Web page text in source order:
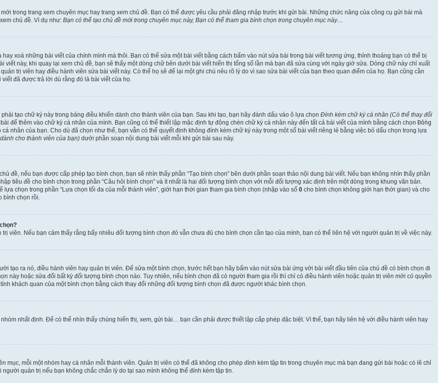
trong trang xem chuyên mục hay trang xem chủ đề. Bạn có thể được yêu cầu phải đăng nhập trước khi gửi bài. Những chức năng của công cụ gửi bài mà
chủ đề. Ví dụ như: Bạn có thể tạo chủ đề mới trong chuyên mục này, Bạn có thể tham gia bình chọn trong chuyên mục này…
xoá những bài viết của chính mình mà thôi. Bạn có thể sửa một bài viết bằng cách bấm vào nút sửa bài trong bài viết tương ứng, thỉnh thoảng bạn có thể bị
này, khi quay lại xem chủ đề, bạn sẽ thấy một dòng chữ bên dưới bài viết hiển thị tổng số lần mà bạn đã sửa cùng với ngày giờ sửa. Dòng chữ này chỉ xuất
trị viên hay điều hành viên sửa bài viết này. Có thể họ sẽ để lại một ghi chú nêu rõ lý do vì sao sửa bài viết của bạn theo quan điểm của họ. Bạn cũng cần
đã được trả lời dù rằng đó là bài viết của họ.
tạo chữ ký này trong bảng điều khiển dành cho thành viên của bạn. Sau khi tạo, bạn hãy đánh dấu vào ô lựa chọn Đính kèm chữ ký cá nhân (Có thể thay đổi
để thêm vào chữ ký cá nhân của mình. Bạn cũng có thể thiết lập mặc định tự động chèn chữ ký cá nhân này đến tất cả bài viết của mình bằng cách chọn Đồng
cá nhân của bạn. Cho dù đã chọn như thế, bạn vẫn có thể quyết định không đính kèm chữ ký này trong một số bài viết riêng lẻ bằng việc bỏ dấu chọn trong lựa
cho thành viên của bạn) dưới phần soạn nội dung bài viết mỗi khi gửi bài sau này.
đề, nếu bạn được cấp phép tạo bình chọn, bạn sẽ nhìn thấy phần “Tạo bình chọn” bên dưới phần soạn thảo nội dung bài viết. Nếu bạn không nhìn thấy phần
tiêu đề cho bình chọn trong phần “Câu hỏi bình chọn” và ít nhất là hai đối tượng bình chọn với mỗi đối tượng xác định trên một dòng trong khung văn bản.
chọn trong phần “Lựa chọn tối đa của mỗi thành viên”, giới hạn thời gian tham gia bình chọn (nhập vào số 0 cho bình chọn không giới hạn thời gian) và cho
bình chọn rồi.
viên. Nếu bạn cảm thấy rằng bấy nhiêu đối tượng bình chọn đó vẫn chưa đủ cho bình chọn cần tạo của mình, bạn có thể liên hệ với người quản trị về việc này.
tạo ra nó, điều hành viên hay quản trị viên. Để sửa một bình chọn, trước hết bạn hãy bấm vào nút sửa bài ứng với bài viết đầu tiên của chủ đề có bình chọn đi
này hoặc sửa đổi bất kỳ đối tượng bình chọn nào. Tuy nhiên, nếu bình chọn đã có người tham gia rồi thì chỉ có điều hành viên hoặc quản trị viên mới có quyền
khách quan của một bình chọn bằng cách thay đổi những đối tượng bình chọn đã được người khác bình chọn.
nhất định. Để có thể nhìn thấy chúng hiển thị, xem, gửi bài… bạn cần phải được thiết lập cấp phép đặc biệt. Vì thế, bạn hãy liên hệ với điều hành viên hay
mục, mỗi một nhóm hay cá nhân mỗi thành viên. Quản trị viên có thể đã không cho phép đính kèm tập tin trong chuyên mục mà bạn đang gửi bài hoặc có lẽ chỉ
quản trị nếu bạn không chắc chắn lý do tại sao mình không thể đính kèm tập tin.